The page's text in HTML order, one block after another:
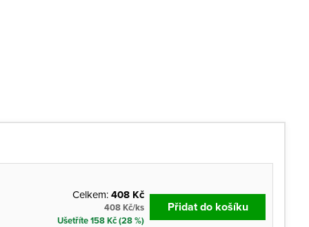
Celkem:408 Kč
408 Kč/ks
Ušetříte 158 Kč (28 %)
Přidat do košíku